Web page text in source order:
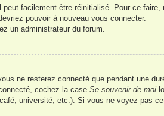
facilement être réinitialisé. Pour ce
pouvoir à nouveau vous connecter.
un administrateur du forum.
ne resterez connecté que pendant une
cochez la case Se souvenir de moi
université, etc.). Si vous ne voyez pas